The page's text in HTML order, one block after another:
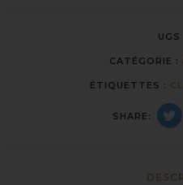
UGS
CATÉGORIE :
ÉTIQUETTES :
SHARE: